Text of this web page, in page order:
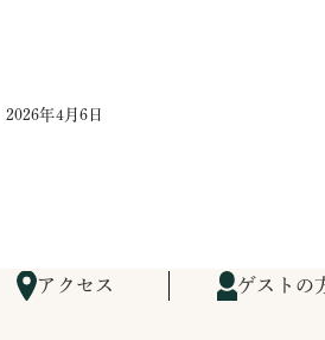
2026年4月6日
アクセス ゲストの